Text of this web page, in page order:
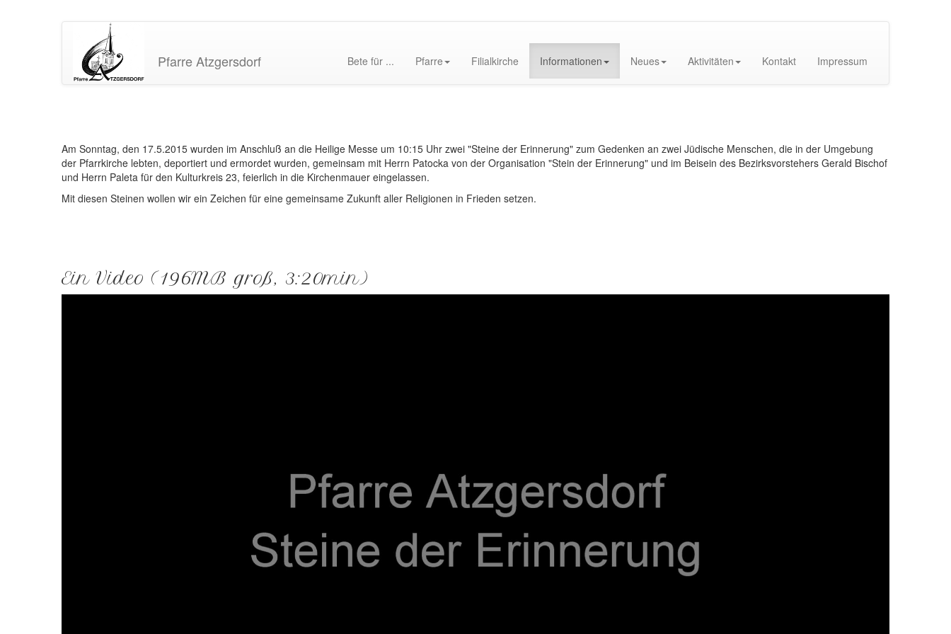
Pfarre Atzgersdorf Bete für ... Pfarre Filialkirche Informationen Neues Aktivitäten Kontakt Impressum
Am Sonntag, den 17.5.2015 wurden im Anschluß an die Heilige Messe um 10:15 Uhr zwei "Steine der Erinnerung" zum Gedenken an zwei Jüdische Menschen, die in der Umgebung
der Pfarrkirche lebten, deportiert und ermordet wurden, gemeinsam mit Herrn Patocka von der Organisation "Stein der Erinnerung" und im Beisein des Bezirksvorstehers Gerald Bischof
und Herrn Paleta für den Kulturkreis 23, feierlich in die Kirchenmauer eingelassen.
Mit diesen Steinen wollen wir ein Zeichen für eine gemeinsame Zukunft aller Religionen in Frieden setzen.
Ein Video (196MB groß, 3:20min)